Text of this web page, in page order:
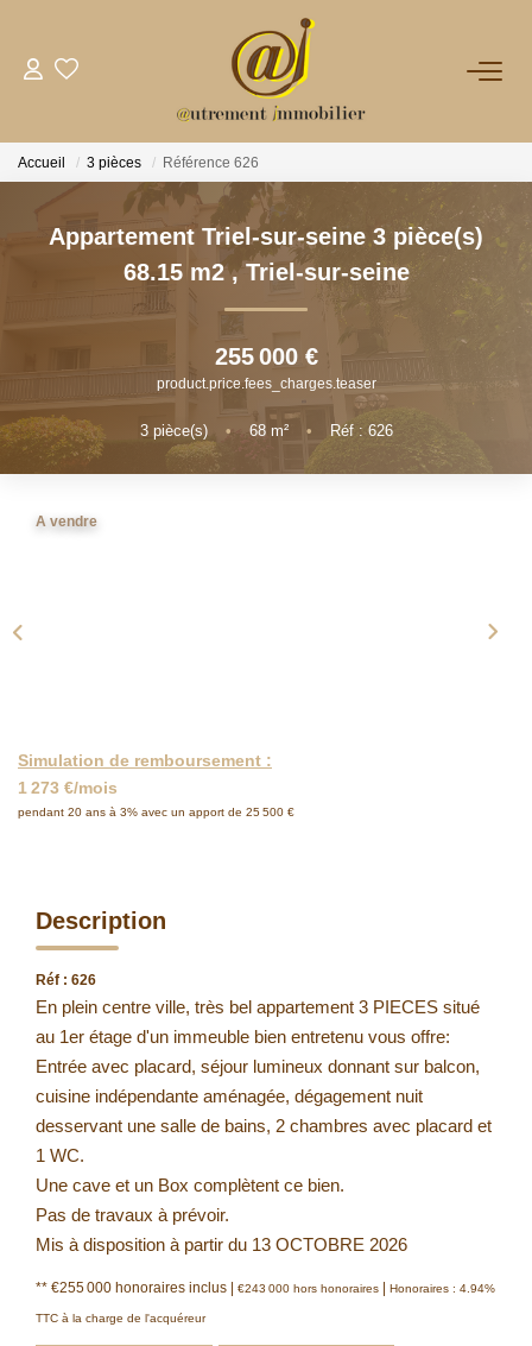
NOTRE AGENCE
VENTES
LOCATIONS
GESTION
NOS PLUS
CONTACT
Accueil 3 pièces Référence 626
Appartement Triel-sur-seine 3 pièce(s)
68.15 m2,Triel-sur-seine
255 000 €
product.price.fees_charges.teaser
3pièce(s) • 68m² • Réf : 626
A vendre
Simulation de remboursement :
1 273 €/mois
pendant 20 ans à 3% avec un apport de 25 500 €
Description
Réf : 626
En plein centre ville, très bel appartement 3 PIECES situé
au 1er étage d'un immeuble bien entretenu vous offre:
Entrée avec placard, séjour lumineux donnant sur balcon,
cuisine indépendante aménagée, dégagement nuit
desservant une salle de bains, 2 chambres avec placard et
1 WC.
Une cave et un Box complètent ce bien.
Pas de travaux à prévoir.
Mis à disposition à partir du 13 OCTOBRE 2026
** €255 000 honoraires inclus | €243 000 hors honoraires | Honoraires : 4.94%
TTC à la charge de l'acquéreur